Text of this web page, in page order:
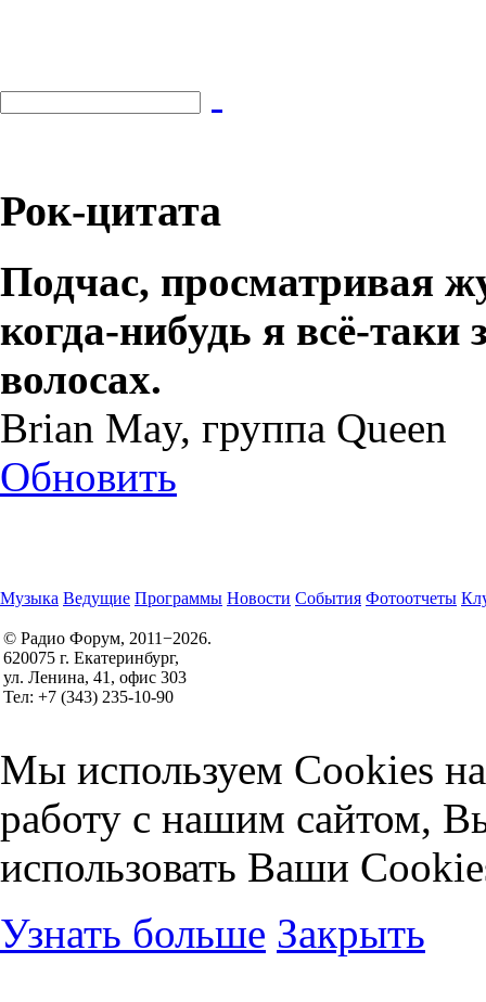
Рок-цитата
Подчас, просматривая
когда-нибудь я всё-таки
волосах.
Brian May, группа Queen
Обновить
Музыка Ведущие Программы Новости События Фотоотчеты
© Радио Форум, 2011−2026.
620075 г. Екатеринбург,
ул. Ленина, 41, офис 303
Тел: +7 (343) 235-10-90
Мы используем Cookies
работу с нашим сайтом,
использовать Ваши
Узнать больше Закрыть